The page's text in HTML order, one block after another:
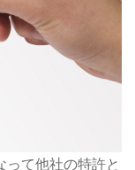
って他社の特許と